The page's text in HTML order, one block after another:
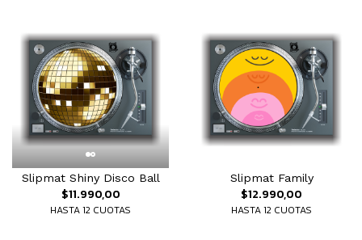
Slipmat Shiny Disco Ball
$11.990,00
HASTA 12 CUOTAS
Slipmat Family
$12.990,00
HASTA 12 CUOTAS